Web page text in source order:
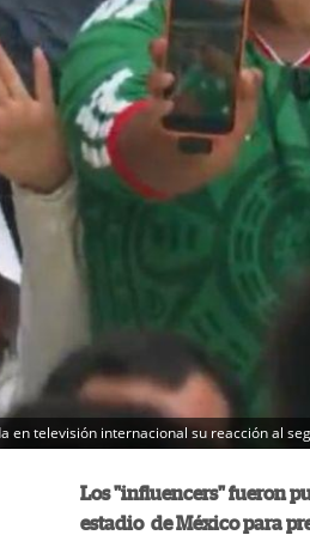
en televisión internacional su reacción al
Los "influencers" fueron
estadio de México para